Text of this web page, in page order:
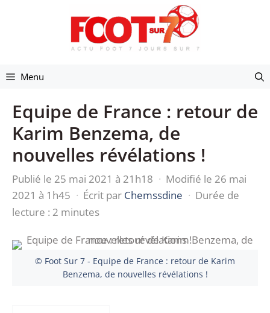
Menu
Equipe de France : retour de
Karim Benzema, de
nouvelles révélations !
Publié le 25 mai 2021 à 21h18 · Modifié le 26 mai
2021 à 1h45 · Écrit par Chemssdine · Durée de
lecture : 2 minutes
© Foot Sur 7 - Equipe de France : retour de Karim
Benzema, de nouvelles révélations !